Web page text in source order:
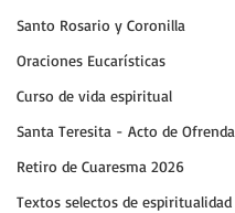
Santo Rosario y Coronilla
Oraciones Eucarísticas
Curso de vida espiritual
Santa Teresita - Acto de Ofrenda
Retiro de Cuaresma 2026
Textos selectos de espiritualidad